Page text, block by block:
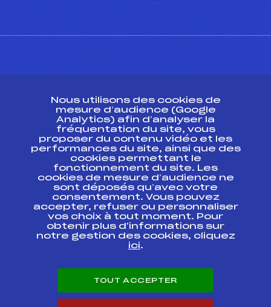
Ressources
Pass’Neige
Projet sportif fédéral
Projet de performance fédéral
Antidopage
Pôle Développement, Formation, Suivi
Scientifique
Listes ministérielles
Pôle vie de l’athlète
Enseignement professionnel
Carrières
Nous utilisons des cookies de
mesure d’audience (Google
Analytics) afin d’analyser la
fréquentation du site, vous
proposer du contenu vidéo et les
performances du site, ainsi que des
cookies permettant le
fonctionnement du site. Les
cookies de mesure d’audience ne
sont déposés qu’avec votre
consentement. Vous pouvez
accepter, refuser ou personnaliser
vos choix à tout moment. Pour
obtenir plus d'informations sur
notre gestion des cookies, cliquez
ici.
TOUT ACCEPTER